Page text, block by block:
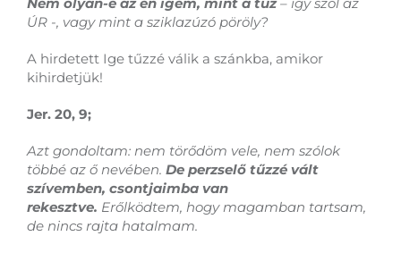
ÚR -, vagy mint a sziklazúzó pöröly?
A hirdetett Ige tűzzé válik a szánkba, amikor
kihirdetjük!
Jer. 20, 9;
Azt gondoltam: nem törődöm vele, nem szólok
többé az ő nevében. De perzselő tűzzé vált
szívemben, csontjaimba van
rekesztve. Erőlködtem, hogy magamban tartsam,
de nincs rajta hatalmam.